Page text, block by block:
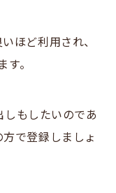
ほど利用され、
。
もしたいのであ
で登録しましょ